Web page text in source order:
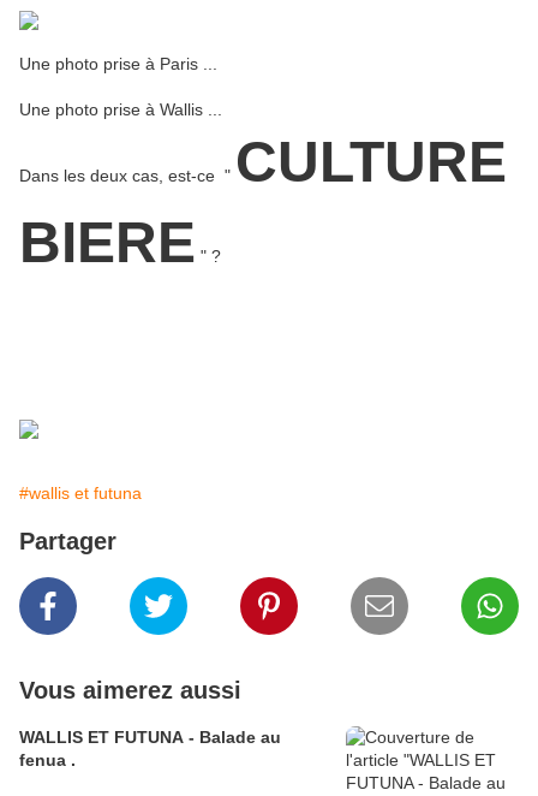
Une photo prise à Paris ...
Une photo prise à Wallis ...
Dans les deux cas, est-ce " CULTURE
BIERE " ?
#wallis et futuna
Partager
Vous aimerez aussi
WALLIS ET FUTUNA - Balade au
fenua .